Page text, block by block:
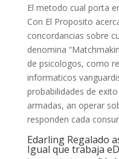
El metodo cual porta
Con El Proposito
concordancias sobre
denomina
de psicologos, como
informaticos
probabilidades de
armadas, an operar
responden cada
Edarling Regalado
Igual que trabaja